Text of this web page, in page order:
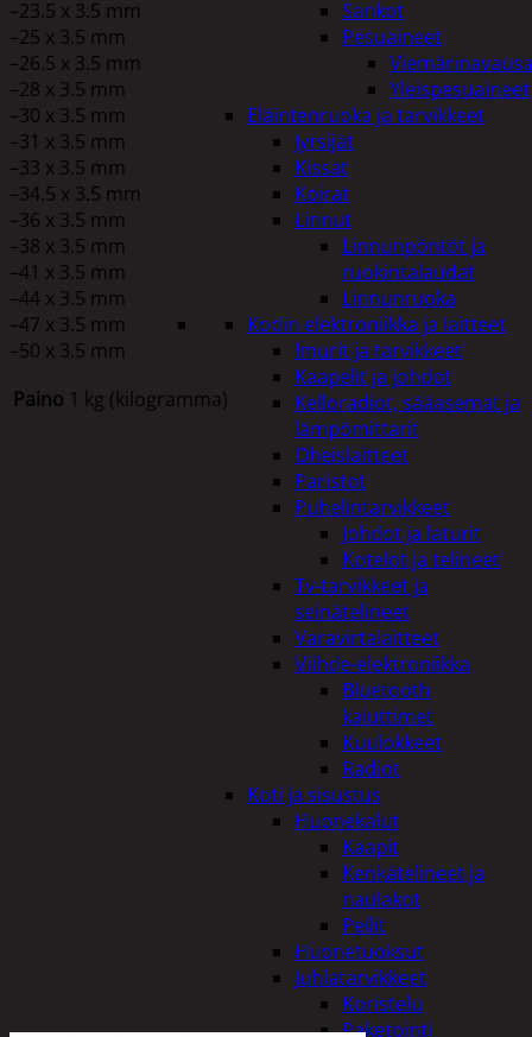
Sankot
Pesuaineet
Yleispesuaineet
Eläintenruoka ja tarvikkeet
Jyrsijät
Kissat
Koirat
Linnut
Linnunpöntöt ja
ruokintalaudat
Linnunruoka
Kodin elektroniikka ja laitteet
Imurit ja tarvikkeet
Kaapelit ja johdot
Kelloradiot, sääasemat ja
lämpömittarit
Oheislaitteet
Paristot
Puhelintarvikkeet
Johdot ja laturit
Kotelot ja telineet
Tv-tarvikkeet ja
seinätelineet
Varavirtalaitteet
Viihde-elektroniikka
Bluetooth
kaiuttimet
Kuulokkeet
Radiot
Koti ja sisustus
Huonekalut
Kaapit
Kenkätelineet ja
naulakot
Peilit
Huonetuoksut
Juhlatarvikkeet
Koristelu
Paketointi
–23.5 x 3.5 mm
–25 x 3.5 mm
–26.5 x 3.5 mm
–28 x 3.5 mm
–30 x 3.5 mm
–31 x 3.5 mm
–33 x 3.5 mm
–34.5 x 3.5 mm
–36 x 3.5 mm
–38 x 3.5 mm
–41 x 3.5 mm
–44 x 3.5 mm
–47 x 3.5 mm
–50 x 3.5 mm
Paino 1 kg (kilogramma)